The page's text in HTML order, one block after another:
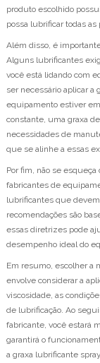
produto escolhido
possa lubrificar todas
Além disso, é
Alguns lubrificantes
você está lidando com
ser necessário aplicar a
equipamento estiver
constante, uma graxa
necessidades de
que se alinhe a essas
Por fim, não se
fabricantes de
lubrificantes que
recomendações são
essas diretrizes pode
desempenho ideal do
Em resumo, escolher a
envolve considerar a
viscosidade, as
de lubrificação. Ao
fabricante, você estará
garantirá o
a graxa lubrificante